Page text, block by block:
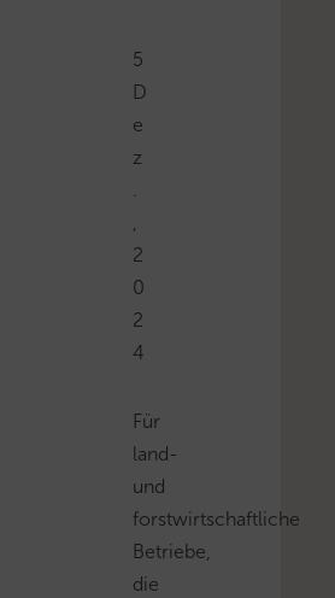
5
D
e
z
.
,
2
0
2
4
Für
land-
und
forstwirtschaftliche
Betriebe,
die